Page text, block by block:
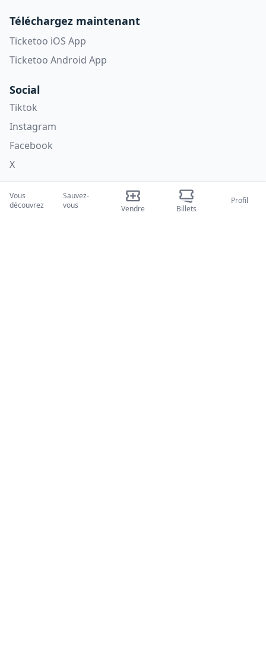
Téléchargez maintenant
Ticketoo iOS App
Ticketoo Android App
Social
Tiktok
Instagram
Facebook
X
Catégories
Vous
découvrez
Sauvez-
vous
Vendre Billets
Profil